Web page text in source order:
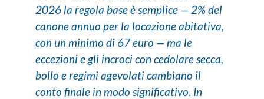
2026 la regola base è semplice — 2% del
canone annuo per la locazione abitativa,
con un minimo di 67 euro — ma le
eccezioni e gli incroci con cedolare secca,
bollo e regimi agevolati cambiano il
conto finale in modo significativo. In